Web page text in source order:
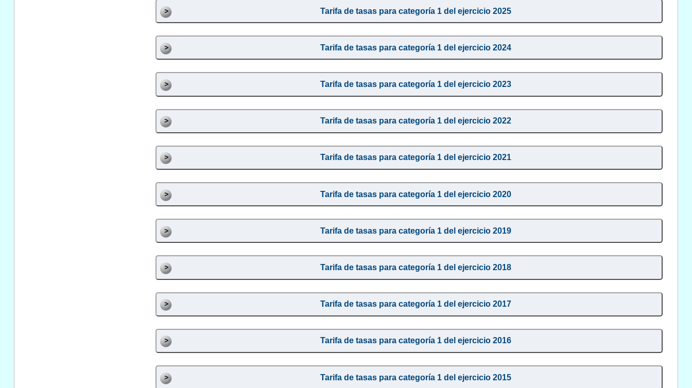
Tarifa de tasas para categoría 1 del ejercicio 2025
Tarifa de tasas para categoría 1 del ejercicio 2024
Tarifa de tasas para categoría 1 del ejercicio 2023
Tarifa de tasas para categoría 1 del ejercicio 2022
Tarifa de tasas para categoría 1 del ejercicio 2021
Tarifa de tasas para categoría 1 del ejercicio 2020
Tarifa de tasas para categoría 1 del ejercicio 2019
Tarifa de tasas para categoría 1 del ejercicio 2018
Tarifa de tasas para categoría 1 del ejercicio 2017
Tarifa de tasas para categoría 1 del ejercicio 2016
Tarifa de tasas para categoría 1 del ejercicio 2015